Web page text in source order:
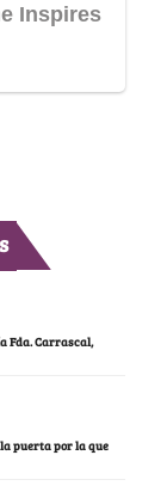
Fda. Carrascal,
puerta por la que